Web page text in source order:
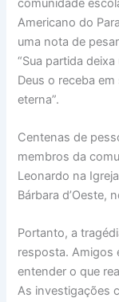
comunidade
Americano do
uma nota de
“Sua partida
Deus o receba
eterna”.
Centenas de
membros da
Leonardo na
Bárbara d’Oeste,
Portanto, a
resposta. Amigos
entender o que
As investigações